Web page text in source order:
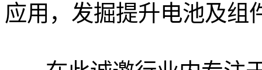
应用，发掘提升电池及组